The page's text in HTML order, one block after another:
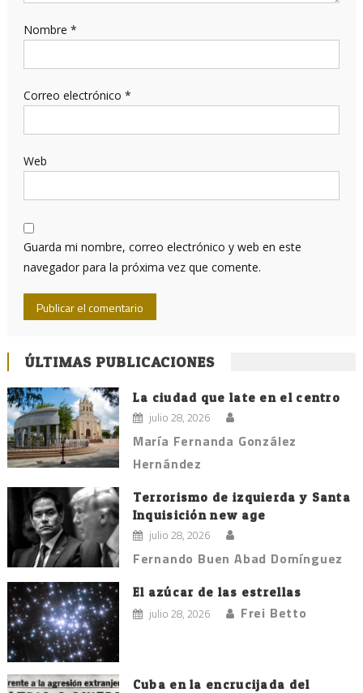
Nombre *
Correo electrónico *
Web
Guarda mi nombre, correo electrónico y web en este
navegador para la próxima vez que comente.
ÚLTIMAS PUBLICACIONES
La ciudad que late en el centro
julio 28, 2026
María Fernanda González
Hernández
Terrorismo de izquierda y Santa
Inquisición new age
julio 28, 2026
Fernando Buen Abad Domínguez
El azúcar de las estrellas
julio 28, 2026 Frei Betto
Cuba en la encrucijada del